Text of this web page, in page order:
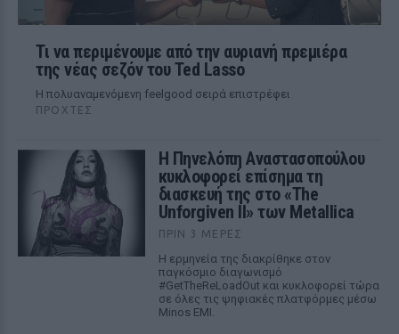
Τι να περιμένουμε από την αυριανή πρεμιέρα
της νέας σεζόν του Ted Lasso
Η πολυαναμενόμενη feelgood σειρά επιστρέφει
ΠΡΟΧΤΈΣ
Η Πηνελόπη Αναστασοπούλου
κυκλοφορεί επίσημα τη
διασκευή της στο «The
Unforgiven II» των Metallica
ΠΡΙΝ 3 ΜΈΡΕΣ
Η ερμηνεία της διακρίθηκε στον
παγκόσμιο διαγωνισμό
#GetTheReLoadOut και κυκλοφορεί τώρα
σε όλες τις ψηφιακές πλατφόρμες μέσω
Minos EMI.